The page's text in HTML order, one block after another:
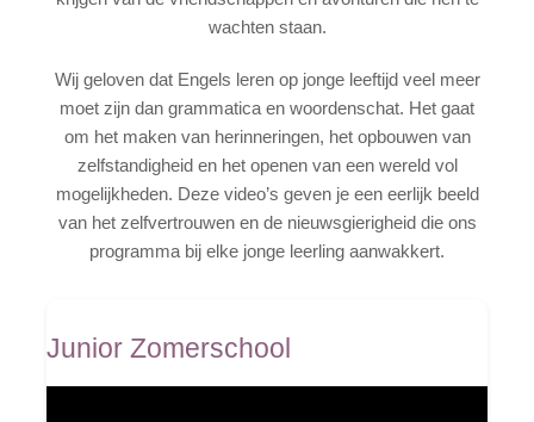
Offerte
wachten staan.
Wij geloven dat Engels leren op jonge leeftijd veel meer
moet zijn dan grammatica en woordenschat. Het gaat
om het maken van herinneringen, het opbouwen van
zelfstandigheid en het openen van een wereld vol
mogelijkheden. Deze video’s geven je een eerlijk beeld
van het zelfvertrouwen en de nieuwsgierigheid die ons
programma bij elke jonge leerling aanwakkert.
Junior Zomerschool